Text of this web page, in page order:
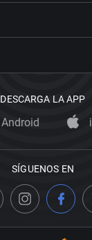
DESCARGA LA APP
Android
SÍGUENOS EN